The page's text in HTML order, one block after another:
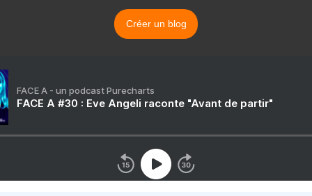
Créer un blog
FACE A - un podcast Purecharts
FACE A #30 : Eve Angeli raconte "Avant de partir"